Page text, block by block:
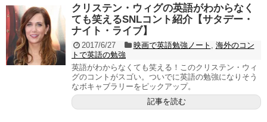
クリステン・ウィグの英語がわからなく
ても笑えるSNLコント紹介【サタデー・
ナイト・ライブ】
2017/6/27 映画で英語勉強ノート
海外のコン
トで英語の勉強
英語がわからなくても笑える！このクリステン・ウィ
グのコントがスゴい。ついでに英語の勉強になりそう
なボキャブラリーをピックアップ。
記事を読む